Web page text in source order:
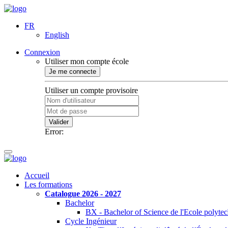
FR
English
Connexion
Utiliser mon compte école
Je me connecte
Utiliser un compte provisoire
Valider
Error:
Accueil
Les formations
Catalogue 2026 - 2027
Bachelor
BX - Bachelor of Science de l'Ecole
Cycle Ingénieur